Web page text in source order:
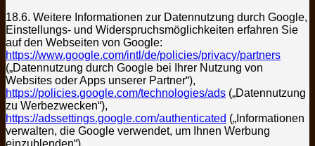
18.6. Weitere Informationen zur Datennutzung durch Google,
Einstellungs- und Widerspruchsmöglichkeiten erfahren Sie
auf den Webseiten von Google:
https://www.google.com/intl/de/policies/privacy/partners
(„Datennutzung durch Google bei Ihrer Nutzung von
Websites oder Apps unserer Partner“),
https://policies.google.com/technologies/ads („Datennutzung
zu Werbezwecken“),
https://adssettings.google.com/authenticated („Informationen
verwalten, die Google verwendet, um Ihnen Werbung
einzublenden“).